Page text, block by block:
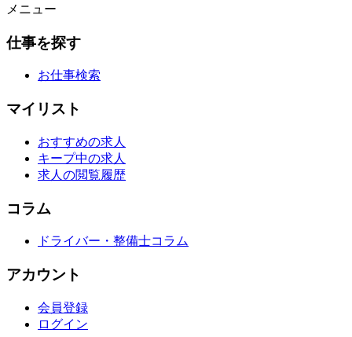
メニュー
仕事を探す
お仕事検索
マイリスト
おすすめの求人
キープ中の求人
求人の閲覧履歴
コラム
ドライバー・整備士コラム
アカウント
会員登録
ログイン